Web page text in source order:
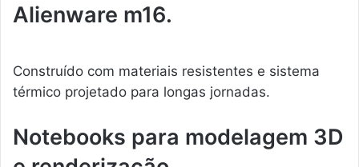
Alienware m16.
Construído com materiais resistentes e sistema
térmico projetado para longas jornadas.
Notebooks para modelagem 3D